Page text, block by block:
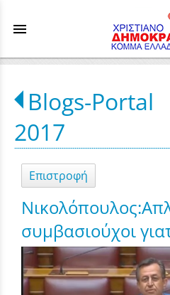
menu
Blogs-Portal
2017
Επιστροφή
συμβασιούχοι